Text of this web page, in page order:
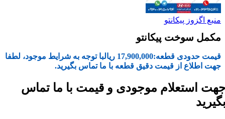
منبع اگزوز پیکانتو
مکمل سوخت پیکانتو
قیمت حدودی قطعه:17,900,000 ریالبا توجه به شرایط موجود، لطفا
جهت اطلاع از قیمت دقیق قطعه با ما تماس بگیرید.
استعلام موجودی و قیمت با ما تماس